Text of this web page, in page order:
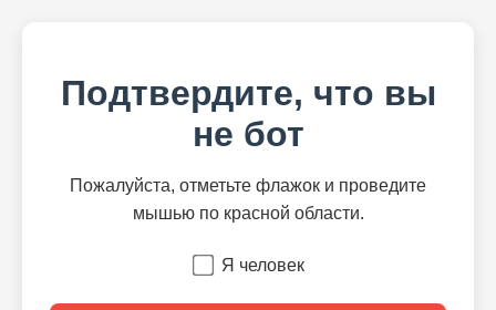
Подтвердите, что вы
не бот
Пожалуйста, отметьте флажок и проведите
мышью по красной области.
Я человек